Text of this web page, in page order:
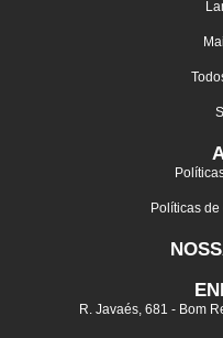
Políticas
R. Javaés, 681 - Bom